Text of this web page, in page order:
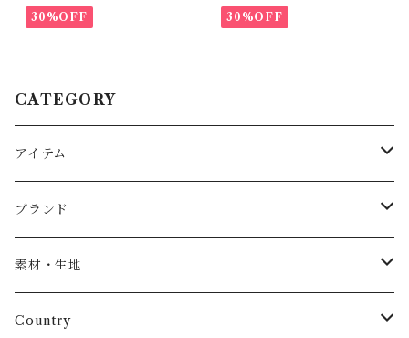
30%OFF 30%OFF
CATEGORY
アイテム
Baby
トップス
長袖
パンツ
ブランド
AS WE GROW
ARCH&LINE
素材・生地
コットン 100%
Country